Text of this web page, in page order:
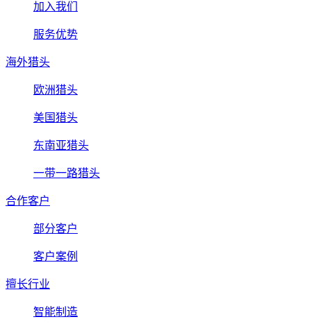
加入我们
服务优势
海外猎头
欧洲猎头
美国猎头
东南亚猎头
一带一路猎头
合作客户
部分客户
客户案例
擅长行业
智能制造